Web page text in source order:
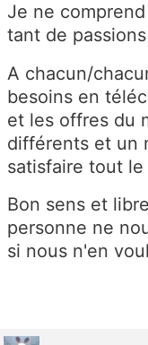
Je ne
tant de
A chacun/
besoins en
et les offres du
différents et un
satisfaire tout le
Bon sens et
personne ne
si nous n'en